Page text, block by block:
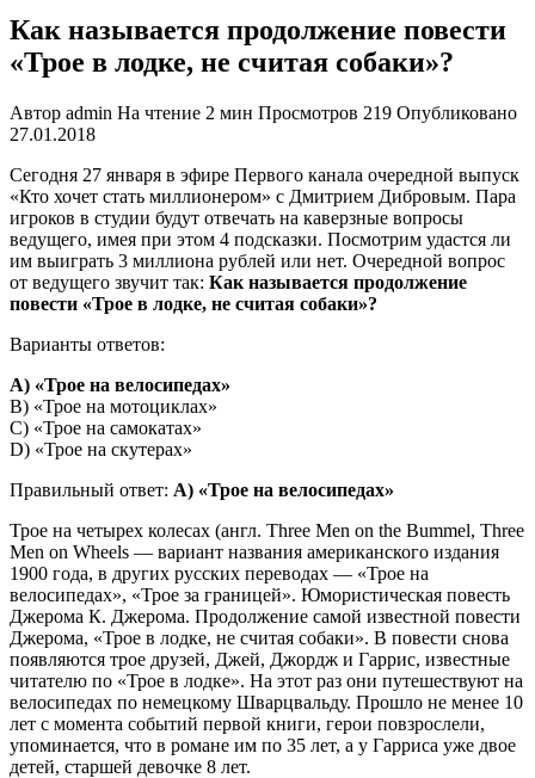
Как называется продолжение повести
«Трое в лодке, не считая собаки»?
Автор admin На чтение 2 мин Просмотров 219 Опубликовано
27.01.2018
Сегодня 27 января в эфире Первого канала очередной выпуск
«Кто хочет стать миллионером» с Дмитрием Дибровым. Пара
игроков в студии будут отвечать на каверзные вопросы
ведущего, имея при этом 4 подсказки. Посмотрим удастся ли
им выиграть 3 миллиона рублей или нет. Очередной вопрос
от ведущего звучит так: Как называется продолжение
повести «Трое в лодке, не считая собаки»?
Варианты ответов:
A) «Трое на велосипедах»
B) «Трое на мотоциклах»
C) «Трое на самокатах»
D) «Трое на скутерах»
Правильный ответ: A) «Трое на велосипедах»
Трое на четырех колесах (англ. Three Men on the Bummel, Three
Men on Wheels — вариант названия американского издания
1900 года, в других русских переводах — «Трое на
велосипедах», «Трое за границей». Юмористическая повесть
Джерома К. Джерома. Продолжение самой известной повести
Джерома, «Трое в лодке, не считая собаки». В повести снова
появляются трое друзей, Джей, Джордж и Гаррис, известные
читателю по «Трое в лодке». На этот раз они путешествуют на
велосипедах по немецкому Шварцвальду. Прошло не менее 10
лет с момента событий первой книги, герои повзрослели,
упоминается, что в романе им по 35 лет, а у Гарриса уже двое
детей, старшей девочке 8 лет.